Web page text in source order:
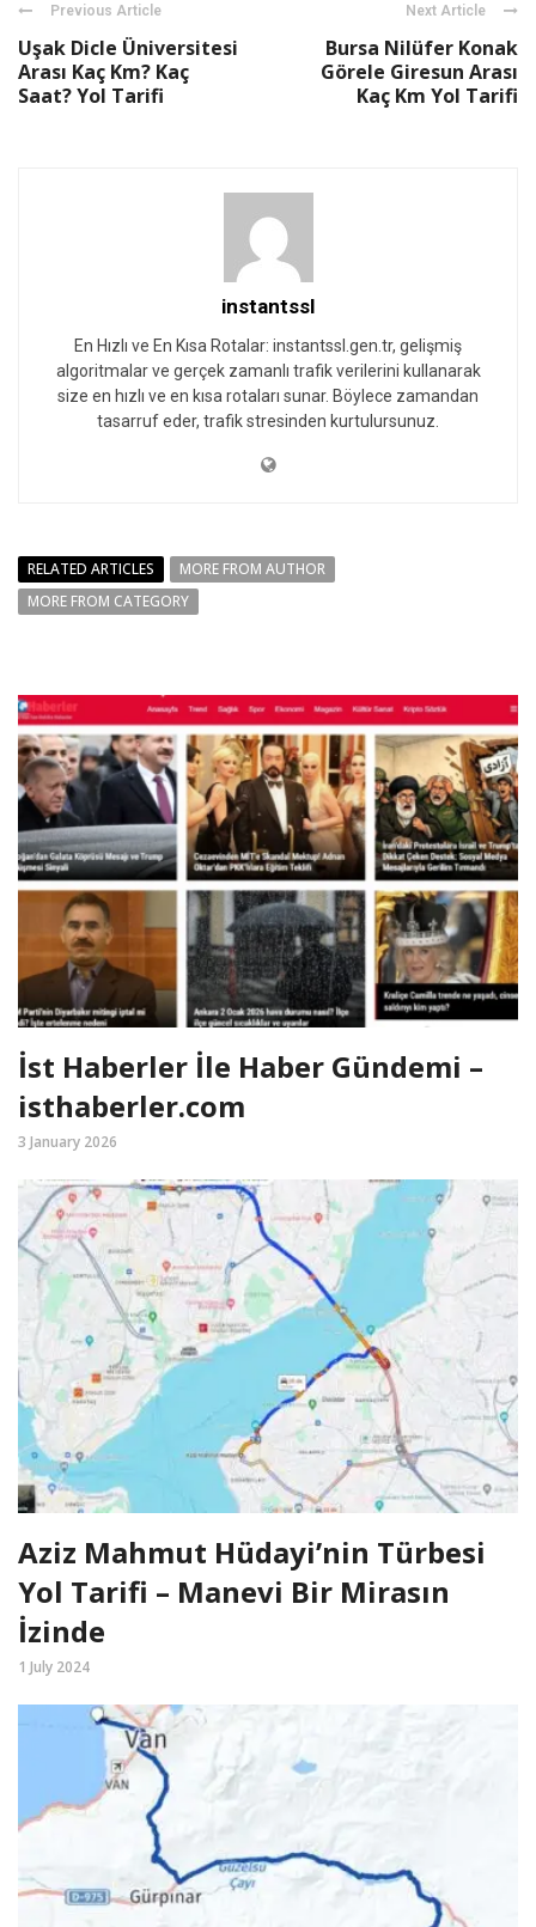
Previous Article
Uşak Dicle Üniversitesi
Arası Kaç Km? Kaç
Saat? Yol Tarifi
Next Article
Bursa Nilüfer Konak
Görele Giresun Arası
Kaç Km Yol Tarifi
instantssl
En Hızlı ve En Kısa Rotalar: instantssl.gen.tr, gelişmiş
algoritmalar ve gerçek zamanlı trafik verilerini kullanarak
size en hızlı ve en kısa rotaları sunar. Böylece zamandan
tasarruf eder, trafik stresinden kurtulursunuz.
RELATED ARTICLES
MORE FROM AUTHOR
MORE FROM CATEGORY
İst Haberler İle Haber Gündemi –
isthaberler.com
3 January 2026
Aziz Mahmut Hüdayi’nin Türbesi
Yol Tarifi – Manevi Bir Mirasın
İzinde
1 July 2024